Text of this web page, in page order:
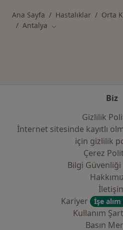
Ana Sayfa Hastalıklar Orta
Antalya Şehir değiştir
Biz
Gizlilik
İnternet sitesinde kayıtlı
i̇çin gizlilik
Çerez
Bilgi Güvenliği
Kariyer
İşe
Kullanım
Basın